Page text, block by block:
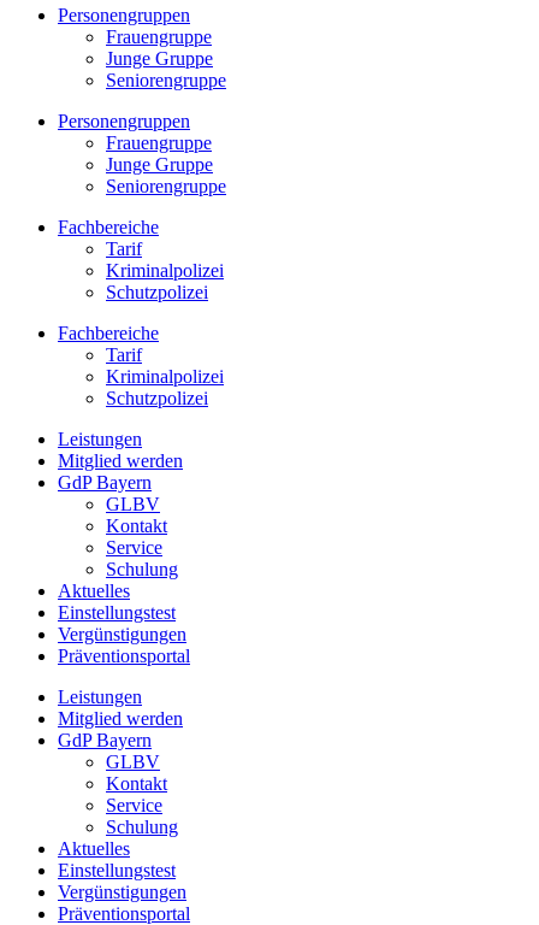
Personengruppen
Frauengruppe
Junge Gruppe
Seniorengruppe
Personengruppen
Frauengruppe
Junge Gruppe
Seniorengruppe
Fachbereiche
Tarif
Kriminalpolizei
Schutzpolizei
Fachbereiche
Tarif
Kriminalpolizei
Schutzpolizei
Leistungen
Mitglied werden
GdP Bayern
GLBV
Kontakt
Service
Schulung
Aktuelles
Einstellungstest
Vergünstigungen
Präventionsportal
Leistungen
Mitglied werden
GdP Bayern
GLBV
Kontakt
Service
Schulung
Aktuelles
Einstellungstest
Vergünstigungen
Präventionsportal